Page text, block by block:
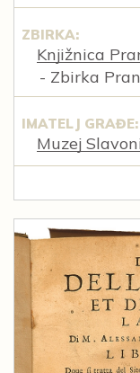
ZBIRKA:
Knjižnica
- Zbirka
IMATELJ GRAĐE:
Muzej